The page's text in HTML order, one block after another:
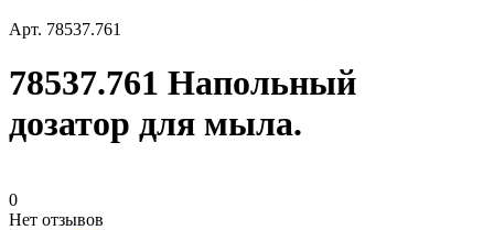
Арт. 78537.761
78537.761 Напольный
дозатор для мыла.
0
Нет отзывов